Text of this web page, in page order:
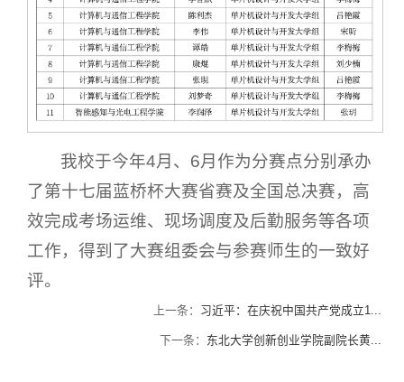
我校于今年4月、6月作为分赛点分别承办
了第十七届蓝桥杯大赛省赛及全国总决赛，高
效完成考场运维、现场调度及后勤服务等各项
工作，得到了大赛组委会与参赛师生的一致好
评。
上一条： 习近平：在庆祝中国共产党成立1...
下一条： 东北大学创新创业学院副院长黄...